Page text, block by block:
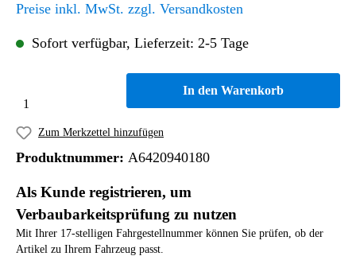
Preise inkl. MwSt. zzgl. Versandkosten
Sofort verfügbar, Lieferzeit: 2-5 Tage
In den Warenkorb
Zum Merkzettel hinzufügen
Produktnummer: A6420940180
Als Kunde registrieren, um
Verbaubarkeitsprüfung zu nutzen
Mit Ihrer 17-stelligen Fahrgestellnummer können Sie prüfen, ob der
Artikel zu Ihrem Fahrzeug passt.